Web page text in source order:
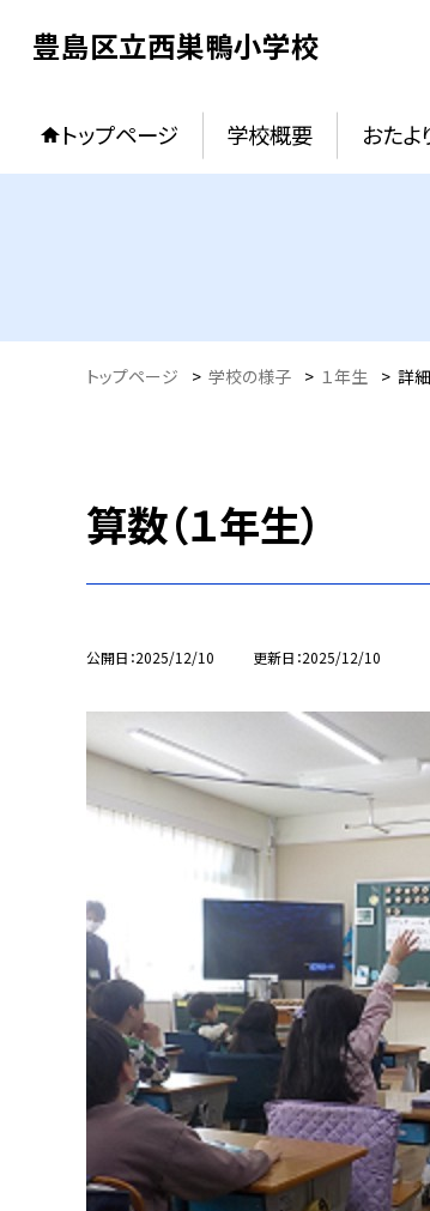
豊島区立西巣鴨小学校
トップページ 学校概要 おたよ
トップページ > 学校の様子 > １年生 > 詳細
算数（１年生）
公開日 2025/12/10 更新日 2025/12/10